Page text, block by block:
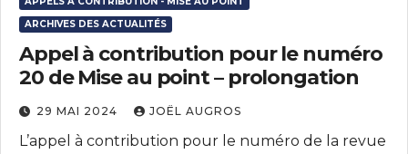
ARCHIVES DES ACTUALITÉS
Appel à contribution pour le numéro
20 de Mise au point – prolongation
29 MAI 2024 JOËL AUGROS
L’appel à contribution pour le numéro de la revue